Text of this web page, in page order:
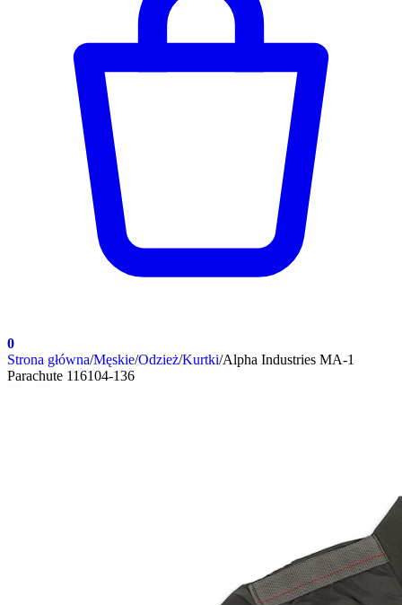
0
Strona główna/Męskie/Odzież/Kurtki/Alpha Industries MA-1
Parachute 116104-136